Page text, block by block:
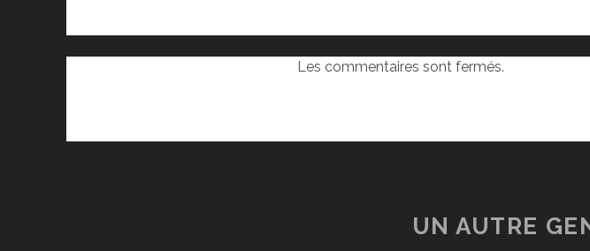
Les commentaires sont fermés.
UN AUTRE